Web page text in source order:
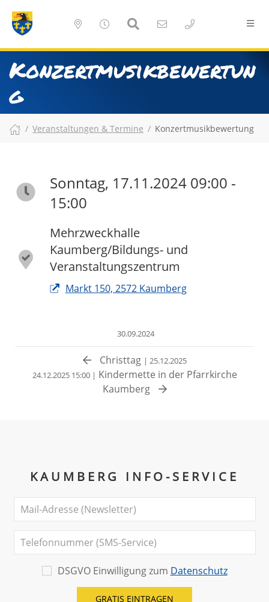
Konzertmusikbewertun
g
Veranstaltungen & Termine Konzertmusikbewertung
Sonntag, 17.11.2024 09:00 -
15:00
Mehrzweckhalle
Kaumberg/Bildungs- und
Veranstaltungszentrum
Markt 150, 2572 Kaumberg
30.09.2024
Christtag | 25.12.2025
24.12.2025 15:00 | Kindermette in der Pfarrkirche
Kaumberg
KAUMBERG INFO-SERVICE
DSGVO Einwilligung zum Datenschutz